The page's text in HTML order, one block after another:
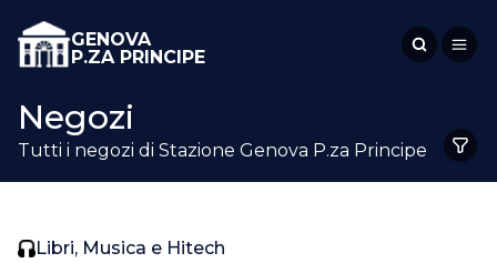
GENOVA
P.ZA PRINCIPE
Negozi
Tutti i negozi di Stazione Genova P.za Principe
Libri, Musica e Hitech